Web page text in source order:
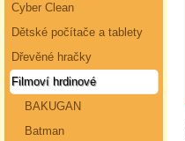
Cyber Clean
Dětské počítače a tablety
Dřevěné hračky
Filmoví hrdinové
BAKUGAN
Batman